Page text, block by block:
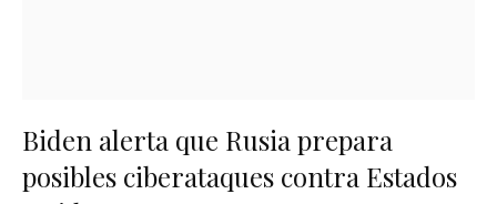
Biden alerta que Rusia prepara
posibles ciberataques contra Estados